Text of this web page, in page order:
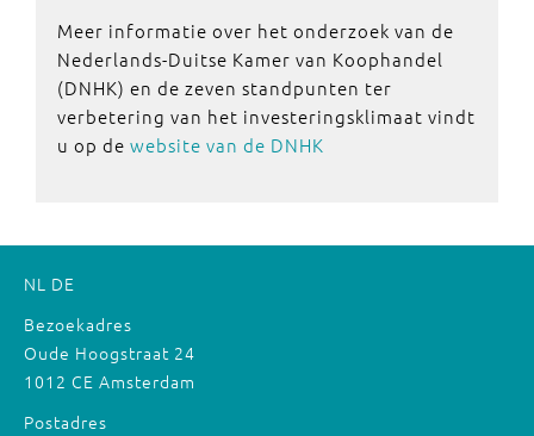
Meer informatie over het onderzoek van de
Nederlands-Duitse Kamer van Koophandel
(DNHK) en de zeven standpunten ter
verbetering van het investeringsklimaat vindt
u op de website van de DNHK
NL DE
Bezoekadres
Oude Hoogstraat 24
1012 CE Amsterdam
Postadres